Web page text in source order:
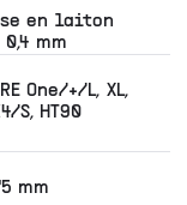
en laiton
0,4 mm
One/+/L, XL,
S, HT90
mm